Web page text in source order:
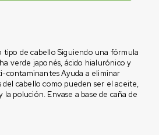
tipo de cabello Siguiendo una fórmula
verde japonés, ácido hialurónico y
contaminantes Ayuda a eliminar
cabello como pueden ser el aceite,
la polución. Envase a base de caña de